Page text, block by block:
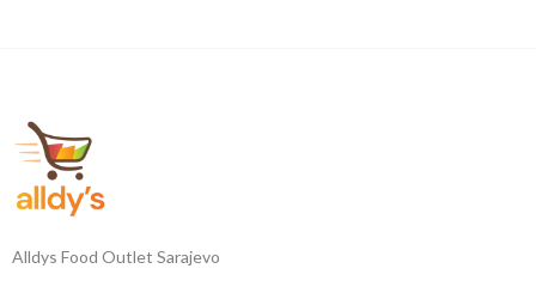
Alldys Food Outlet Sarajevo